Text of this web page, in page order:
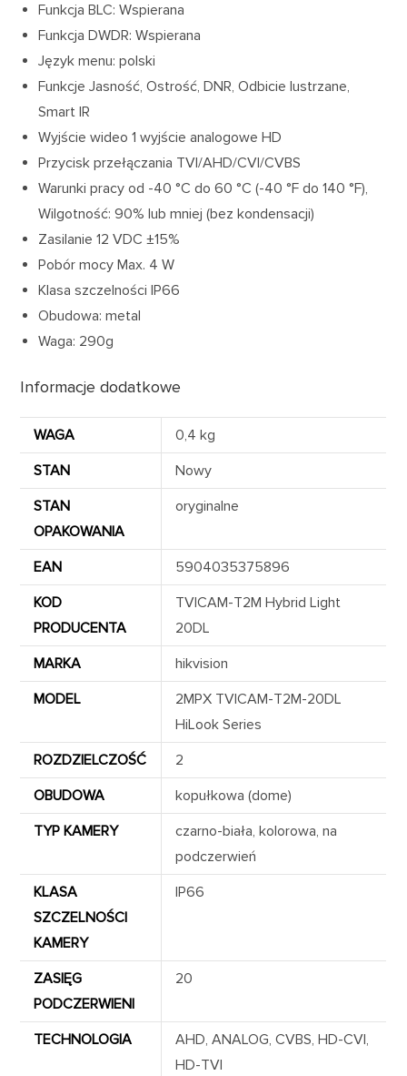
Funkcja BLC: Wspierana
Funkcja DWDR: Wspierana
Język menu: polski
Funkcje Jasność, Ostrość, DNR, Odbicie lustrzane,
Smart IR
Wyjście wideo 1 wyjście analogowe HD
Przycisk przełączania TVI/AHD/CVI/CVBS
Warunki pracy od -40 °C do 60 °C (-40 °F do 140 °F),
Wilgotność: 90% lub mniej (bez kondensacji)
Zasilanie 12 VDC ±15%
Pobór mocy Max. 4 W
Klasa szczelności IP66
Obudowa: metal
Waga: 290g
Informacje dodatkowe
WAGA
0,4 kg
STAN
Nowy
STAN
OPAKOWANIA
oryginalne
EAN
5904035375896
KOD
PRODUCENTA
TVICAM-T2M Hybrid Light
20DL
MARKA
hikvision
MODEL
2MPX TVICAM-T2M-20DL
HiLook Series
ROZDZIELCZOŚĆ
2
OBUDOWA
kopułkowa (dome)
TYP KAMERY
czarno-biała, kolorowa, na
podczerwień
KLASA
SZCZELNOŚCI
KAMERY
IP66
ZASIĘG
PODCZERWIENI
20
TECHNOLOGIA
AHD, ANALOG, CVBS, HD-CVI,
HD-TVI